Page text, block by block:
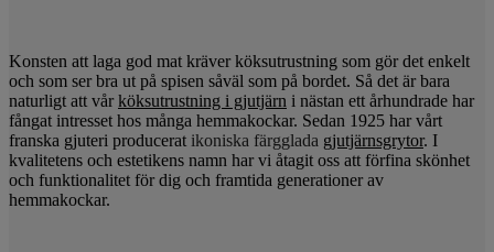
Konsten att laga god mat kräver köksutrustning som gör det enkelt
och som ser bra ut på spisen såväl som på bordet. Så det är bara
naturligt att vår köksutrustning i gjutjärn i nästan ett århundrade har
fångat intresset hos många hemmakockar. Sedan 1925 har vårt
franska gjuteri producerat ikoniska färgglada gjutjärnsgrytor. I
kvalitetens och estetikens namn har vi åtagit oss att förfina skönhet
och funktionalitet för dig och framtida generationer av
hemmakockar.